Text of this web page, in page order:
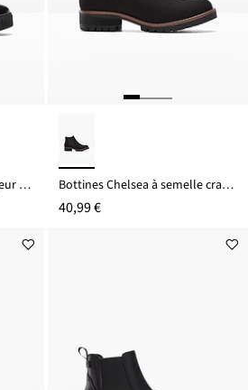
Boots à lacets Jana en largeur confortable Bottines Chelsea à semelle crantée
40,99 €